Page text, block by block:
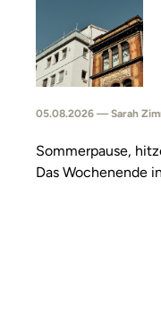
05.08.2026 — Sarah
Sommerpause,
Das Wochenende